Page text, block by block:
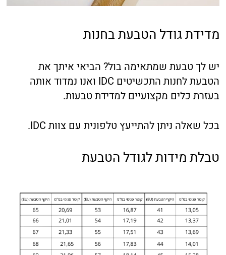
מדידת גודל הטבעת בחנות
יש לך טבעת שמתאימה בול? הביאי איתך את
הטבעת לחנות התכשיטים IDC ואנו נמדוד אותה
בעזרת כלים מקצועיים למדידת טבעות.
בכל שאלה ניתן להתייעץ טלפונית עם צוות IDC.
טבלת מידות לגודל הטבעת